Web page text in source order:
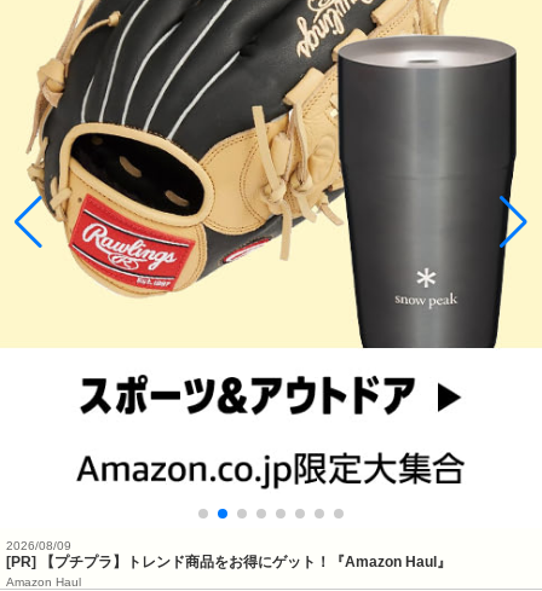
2026/08/09
[PR] 【プチプラ】トレンド商品をお得にゲット！『Amazon Haul』
Amazon Haul